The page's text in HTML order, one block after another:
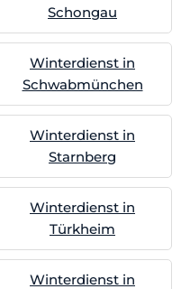
Schongau
Winterdienst in
Schwabmünchen
Winterdienst in
Starnberg
Winterdienst in
Türkheim
Winterdienst in